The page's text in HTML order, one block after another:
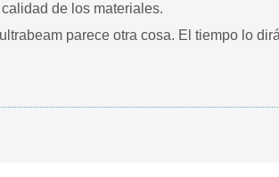
de los materiales.
parece otra cosa. El tiempo lo dirá